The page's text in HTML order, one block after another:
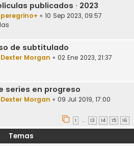
publicados · 2023
peregrino+ « 10 Sep 2023, 09:57
de subtitulado
Dexter Morgan « 02 Ene 2023, 21:37
series en progreso
Dexter Morgan « 09 Jul 2019, 17:00
1 … 13 14 15 16
Temas